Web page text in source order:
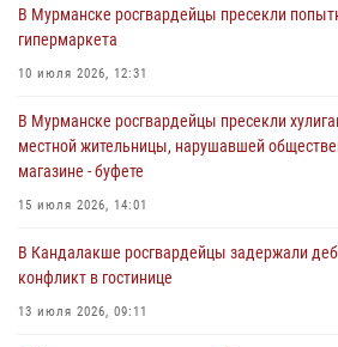
31 июля 2026, 08:48 3
Сотрудники Росгвардии задержали мужчину,
30 июля 2026, 14:09
В Управлении Росгвардии по Мурманской
тактическое занятие совместно с МЧС России
В Мурманске росгвардейцы пресекли
гипермаркета
10 июля 2026, 12:31
В Мурманске росгвардейцы пресекли
местной жительницы, нарушавшей
магазине - буфете
15 июля 2026, 14:01
В Кандалакше росгвардейцы задержали
конфликт в гостинице
13 июля 2026, 09:11